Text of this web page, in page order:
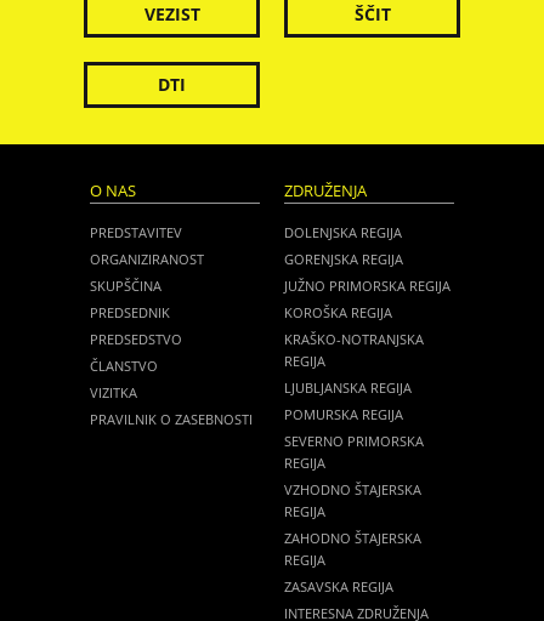
VEZIST ŠČIT
DTI
O NAS
PREDSTAVITEV
ORGANIZIRANOST
SKUPŠČINA
PREDSEDNIK
PREDSEDSTVO
ČLANSTVO
VIZITKA
PRAVILNIK O ZASEBNOSTI
ZDRUŽENJA
DOLENJSKA REGIJA
GORENJSKA REGIJA
JUŽNO PRIMORSKA REGIJA
KOROŠKA REGIJA
KRAŠKO-NOTRANJSKA
REGIJA
LJUBLJANSKA REGIJA
POMURSKA REGIJA
SEVERNO PRIMORSKA
REGIJA
VZHODNO ŠTAJERSKA
REGIJA
ZAHODNO ŠTAJERSKA
REGIJA
ZASAVSKA REGIJA
INTERESNA ZDRUŽENJA